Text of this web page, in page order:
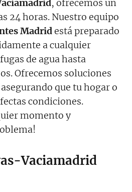
, ofrecemos un
24 horas. Nuestro equipo
Madridestá preparado
a cualquier
de agua hasta
Ofrecemos soluciones
que tu hogar o
condiciones.
momento y
Vaciamadrid